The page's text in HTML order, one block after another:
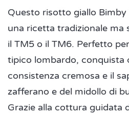
Questo risotto giallo Bimby
una ricetta tradizionale ma
il TM5 o il TM6. Perfetto
tipico lombardo, conquista
consistenza cremosa e il
zafferano e del midollo di
Grazie alla cottura guidata